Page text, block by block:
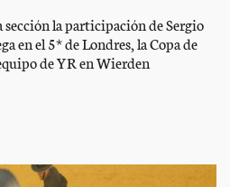
sección la participación de Sergio
en el 5* de Londres, la Copa de
de YR en Wierden
SALTO – CSI5*